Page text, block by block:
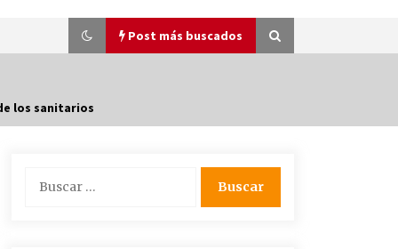
Post más buscados
los sanitarios